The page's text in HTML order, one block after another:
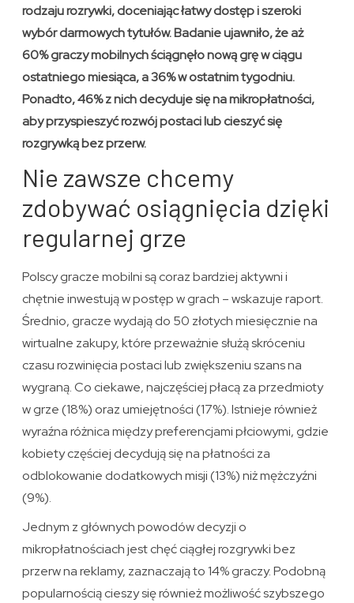
rodzaju rozrywki, doceniając łatwy dostęp i szeroki
wybór darmowych tytułów. Badanie ujawniło, że aż
60% graczy mobilnych ściągnęło nową grę w ciągu
ostatniego miesiąca, a 36% w ostatnim tygodniu.
Ponadto, 46% z nich decyduje się na mikropłatności,
aby przyspieszyć rozwój postaci lub cieszyć się
rozgrywką bez przerw.
Nie zawsze chcemy
zdobywać osiągnięcia dzięki
regularnej grze
Polscy gracze mobilni są coraz bardziej aktywni i
chętnie inwestują w postęp w grach – wskazuje raport.
Średnio, gracze wydają do 50 złotych miesięcznie na
wirtualne zakupy, które przeważnie służą skróceniu
czasu rozwinięcia postaci lub zwiększeniu szans na
wygraną. Co ciekawe, najczęściej płacą za przedmioty
w grze (18%) oraz umiejętności (17%). Istnieje również
wyraźna różnica między preferencjami płciowymi, gdzie
kobiety częściej decydują się na płatności za
odblokowanie dodatkowych misji (13%) niż mężczyźni
(9%).
Jednym z głównych powodów decyzji o
mikropłatnościach jest chęć ciągłej rozgrywki bez
przerw na reklamy, zaznaczają to 14% graczy. Podobną
popularnością cieszy się również możliwość szybszego